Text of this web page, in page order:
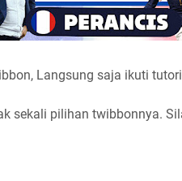
Langsung saja ikuti
sekali pilihan twibbonnya.